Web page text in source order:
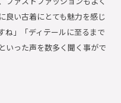
良い古着にとても魅力を感じ
ね」「ディテールに至るまで
いった声を数多く聞く事がで